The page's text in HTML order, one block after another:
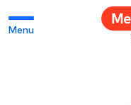
Menu